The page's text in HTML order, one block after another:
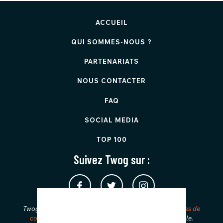
ACCUEIL
QUI SOMMES-NOUS ?
PARTENARIATS
NOUS CONTACTER
FAQ
SOCIAL MEDIA
TOP 100
Suivez Twog sur :
Twog est protégé par reCAPTCHA et applique les
Règles de
confidentialité
de Google.